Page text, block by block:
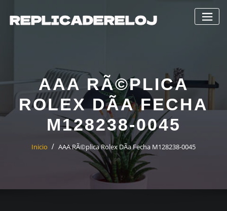
contenido
AAA RÃ©PLICA
ROLEX DÃ­A FECHA
M128238-0045
Inicio AAA RÃ©plica Rolex DÃ­a Fecha M128238-0045